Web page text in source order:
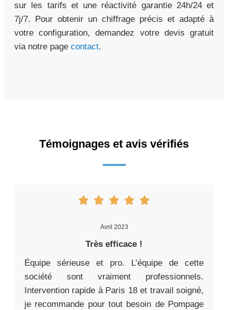
sur les tarifs et une réactivité garantie 24h/24 et
7j/7. Pour obtenir un chiffrage précis et adapté à
votre configuration, demandez votre devis gratuit
via notre page contact.
Témoignages et avis vérifiés
Avril 2023
Très efficace !
Équipe sérieuse et pro. L’équipe de cette
société sont vraiment professionnels.
Intervention rapide à Paris 18 et travail soigné,
je recommande pour tout besoin de Pompage